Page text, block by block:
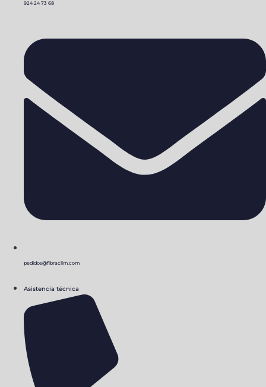
924 24 73 68
pedidos@fibraclim.com
Asistencia técnica